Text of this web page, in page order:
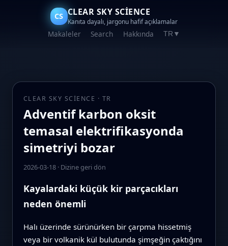
CS CLEAR SKY SCIENCE
Kanıta dayalı, jargonu hafif açıklamalar
Makaleler Search Hakkında TR ▼
CLEAR SKY SCIENCE · TR
Adventif karbon oksit
temasal elektrifikasyonda
simetriyi bozar
2026-03-18· Dizine geri dön
Kayalardaki küçük kir parçacıkları
neden önemli
Halı üzerinde sürünürken bir çarpma hissetmiş
veya bir volkanik kül bulutunda şimşeğin çaktığını